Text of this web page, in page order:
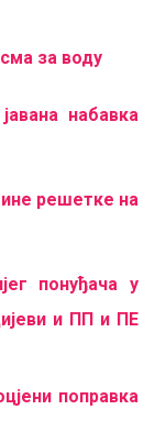
за воду
набавка
решетке на
понуђача у
и ПП и ПЕ
поправка